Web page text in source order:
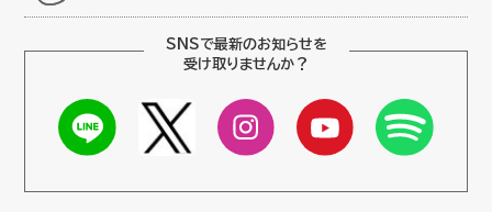
SNSで最新のお知らせを
受け取りませんか？